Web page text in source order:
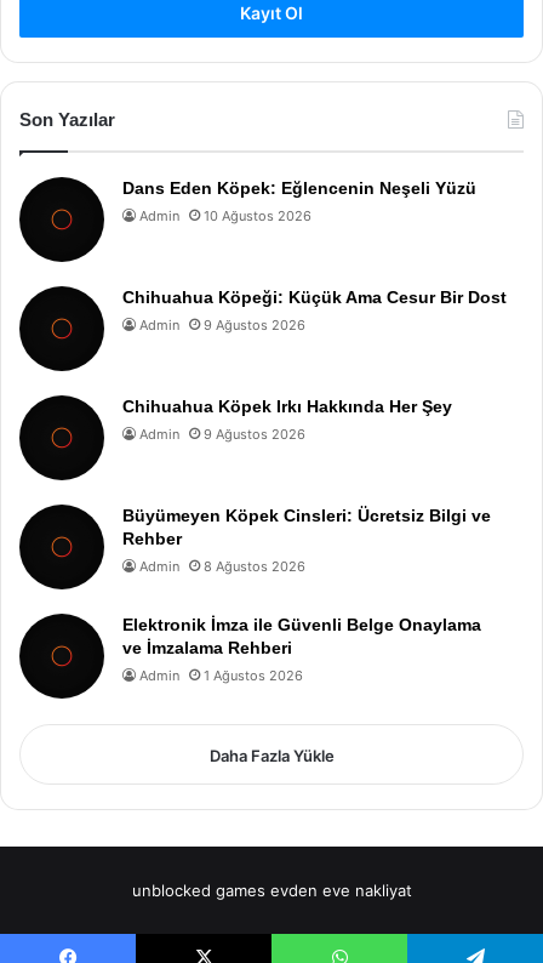
Kayıt Ol
Son Yazılar
Dans Eden Köpek: Eğlencenin Neşeli Yüzü
Admin 10 Ağustos 2026
Chihuahua Köpeği: Küçük Ama Cesur Bir Dost
Admin 9 Ağustos 2026
Chihuahua Köpek Irkı Hakkında Her Şey
Admin 9 Ağustos 2026
Büyümeyen Köpek Cinsleri: Ücretsiz Bilgi ve
Rehber
Admin 8 Ağustos 2026
Elektronik İmza ile Güvenli Belge Onaylama
ve İmzalama Rehberi
Admin 1 Ağustos 2026
Daha Fazla Yükle
unblocked games evden eve nakliyat